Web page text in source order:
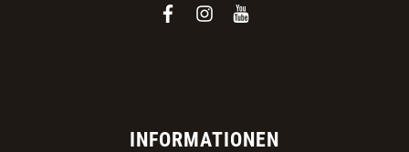
facebook
instagram
youtube
INFORMATIONEN